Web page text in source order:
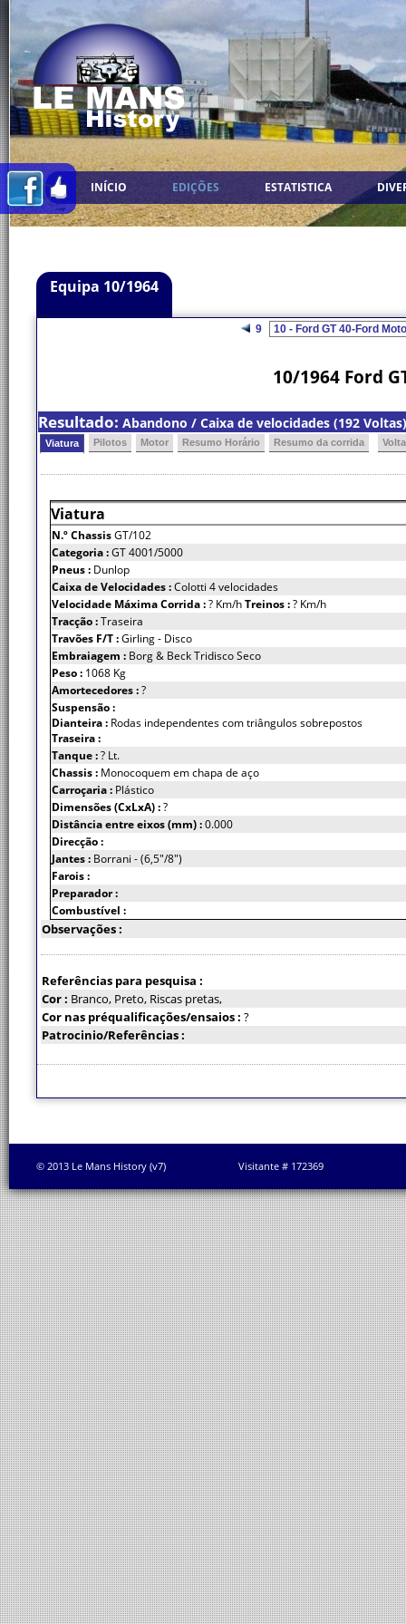
INÍCIO EDIÇÕES ESTATISTICA
Equipa 10/1964
9
10/1964 Ford
Resultado: Abandono / Caixa de velocidades (192 Voltas)
Viatura Pilotos Motor Resumo Horário Resumo da corrida
Viatura
N.º ChassisGT/102
Categoria :GT 4001/5000
Pneus : Dunlop
Caixa de Velocidades :Colotti 4 velocidades
Velocidade Máxima Corrida :? Km/hTreinos :? Km/h
Tracção :Traseira
Travões F/T :Girling - Disco
Embraiagem : Borg & Beck Tridisco Seco
Peso : 1068 Kg
Amortecedores :?
Suspensão :
Dianteira : Rodas independentes com triângulos sobrepostos
Traseira :
Tanque :? Lt.
Chassis : Monocoquem em chapa de aço
Carroçaria : Plástico
Dimensões (CxLxA) :?
Distância entre eixos (mm) :0.000
Direcção :
Jantes : Borrani - (6,5"/8")
Farois :
Preparador :
Combustível :
Observações :
Referências para pesquisa :
Cor : Branco, Preto, Riscas pretas,
Cor nas préqualificações/ensaios : ?
Patrocinio/Referências :
© 2013 Le Mans History (v7) Visitante # 172369